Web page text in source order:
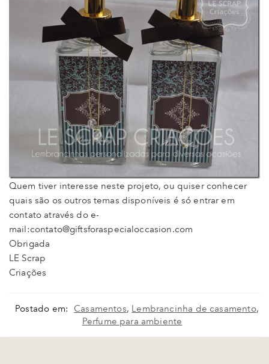
Quem tiver interesse neste projeto, ou quiser conhecer
quais são os outros temas disponíveis é só entrar em
contato através do e-
mail:contato@giftsforaspecialoccasion.com
Obrigada
LE Scrap
Criações
Postado em: Casamentos, Lembrancinha de casamento,
Perfume para ambiente